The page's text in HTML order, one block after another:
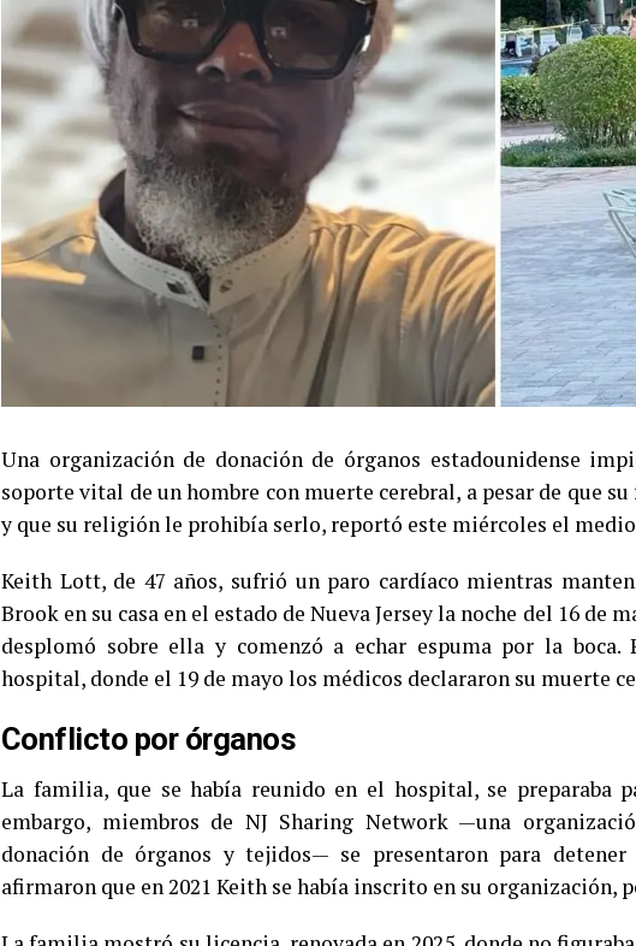
Una organización de donación de órganos estadounidense
soporte vital de un hombre con muerte cerebral, a pesar de que
y que su religión le prohibía serlo, reportó este miércoles el
Keith Lott, de 47 años, sufrió un paro cardíaco mientras
Brook en su casa en el estado de Nueva Jersey la noche del 16 de
desplomó sobre ella y comenzó a echar espuma por la boca.
hospital, donde el 19 de mayo los médicos declararon su muerte
Conflicto por órganos
La familia, que se había reunido en el hospital, se preparaba
embargo, miembros de NJ Sharing Network —una
donación de órganos y tejidos— se presentaron para detener
afirmaron que en 2021 Keith se había inscrito en su organización,